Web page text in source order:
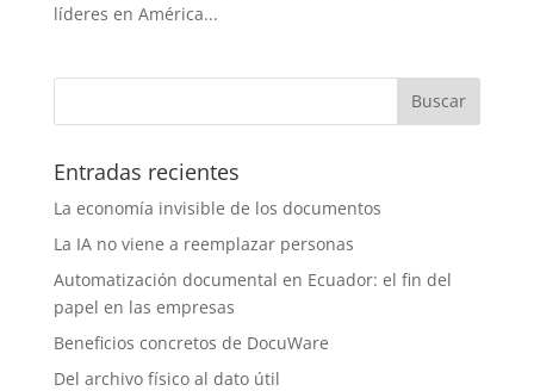
líderes en América...
Entradas recientes
La economía invisible de los documentos
La IA no viene a reemplazar personas
Automatización documental en Ecuador: el fin del
papel en las empresas
Beneficios concretos de DocuWare
Del archivo físico al dato útil